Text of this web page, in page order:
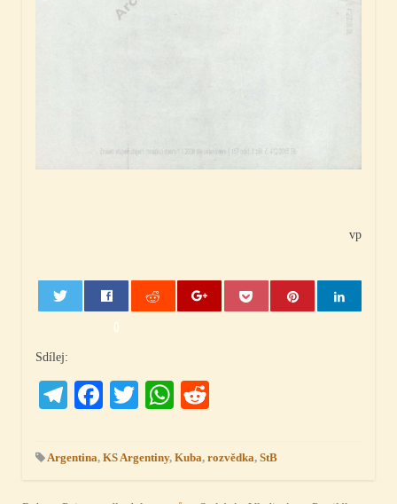
vp
0
Sdílej:
Telegram
Facebook
TwitterWhatsApp
Argentina, KS Argentiny, Kuba, rozvědka, StB